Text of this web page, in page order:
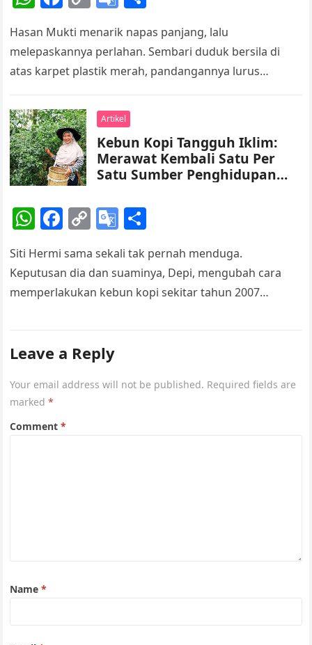
e
at
s
p
p
c
e
b
o
o
k
p
y
n
k
o
gl
Tr
a
n
sl
e
ar
e
Hasan Mukti menarik napas panjang, lalu
melepaskannya perlahan. Sembari duduk bersila di
atas karpet plastik merah, pandangannya lurus
rumah,…
Artikel
Kebun Kopi Tangguh Iklim:
Merawat Kembali Satu Per
Satu Sumber Penghidupan
W
at
s
A
p
F
c
e
o
k
C
p
y
k
G
o
gl
sl
ar
e
Siti Hermi sama sekali tak pernah menduga.
Keputusan dia dan suaminya, Depi, mengubah cara
memperlakukan kebun kopi sekitar tahun 2007
Leave a Reply
Your email address will not be published. Required fields are
marked*
Comment*
Name*